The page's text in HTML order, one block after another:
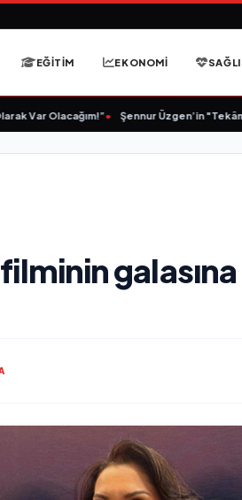
EĞITIM EKONOMI
Olacağım!”• Şennur Üzgen’in "Tekâmül"
galasına